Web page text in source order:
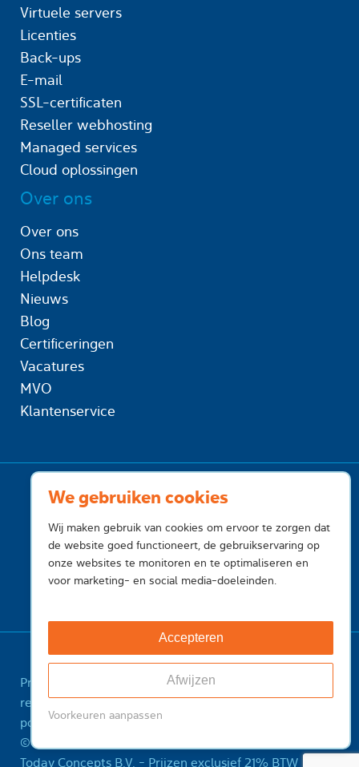
We gebruiken cookies
Wij maken gebruik van cookies om ervoor te zorgen dat
de website goed functioneert, de gebruikservaring op
onze websites te monitoren en te optimaliseren en
voor marketing- en social media-doeleinden.
Accepteren
Afwijzen
Voorkeuren aanpassen
Virtuele servers
Licenties
Back-ups
E-mail
SSL-certificaten
Reseller webhosting
Managed services
Cloud oplossingen
Over ons
Over ons
Ons team
Helpdesk
Nieuws
Blog
Certificeringen
Vacatures
MVO
Klantenservice
Privacy Voorwaarden
registry
Feedback Sitemap
ICANN Registrant
policy
Misbruik melden
© 2001-2026 InternetToday, is een handelsnaam van
Today Concepts B.V. - Prijzen exclusief 21% BTW